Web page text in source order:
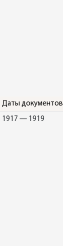
Даты документов
1917 — 1919